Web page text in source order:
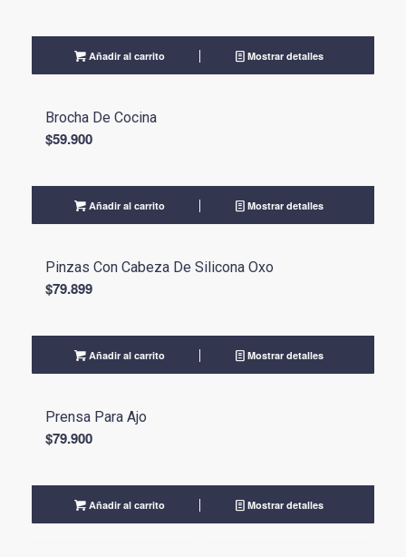
Añadir al carrito Mostrar detalles
Brocha De Cocina
$59.900
Añadir al carrito Mostrar detalles
Pinzas Con Cabeza De Silicona Oxo
$79.899
Añadir al carrito Mostrar detalles
Prensa Para Ajo
$79.900
Añadir al carrito Mostrar detalles